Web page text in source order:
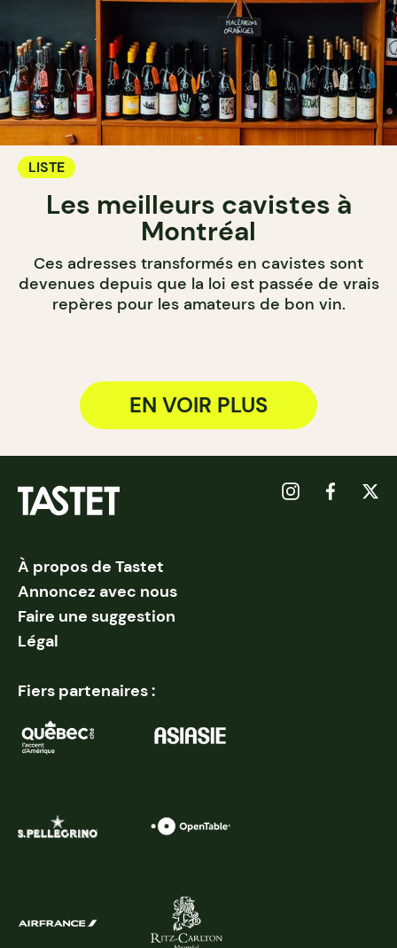
LISTE
Les meilleurs cavistes à
Montréal
Ces adresses transformés en cavistes sont
devenues depuis que la loi est passée de vrais
repères pour les amateurs de bon vin.
EN VOIR PLUS
À propos de Tastet
Annoncez avec nous
Faire une suggestion
Légal
Fiers partenaires :